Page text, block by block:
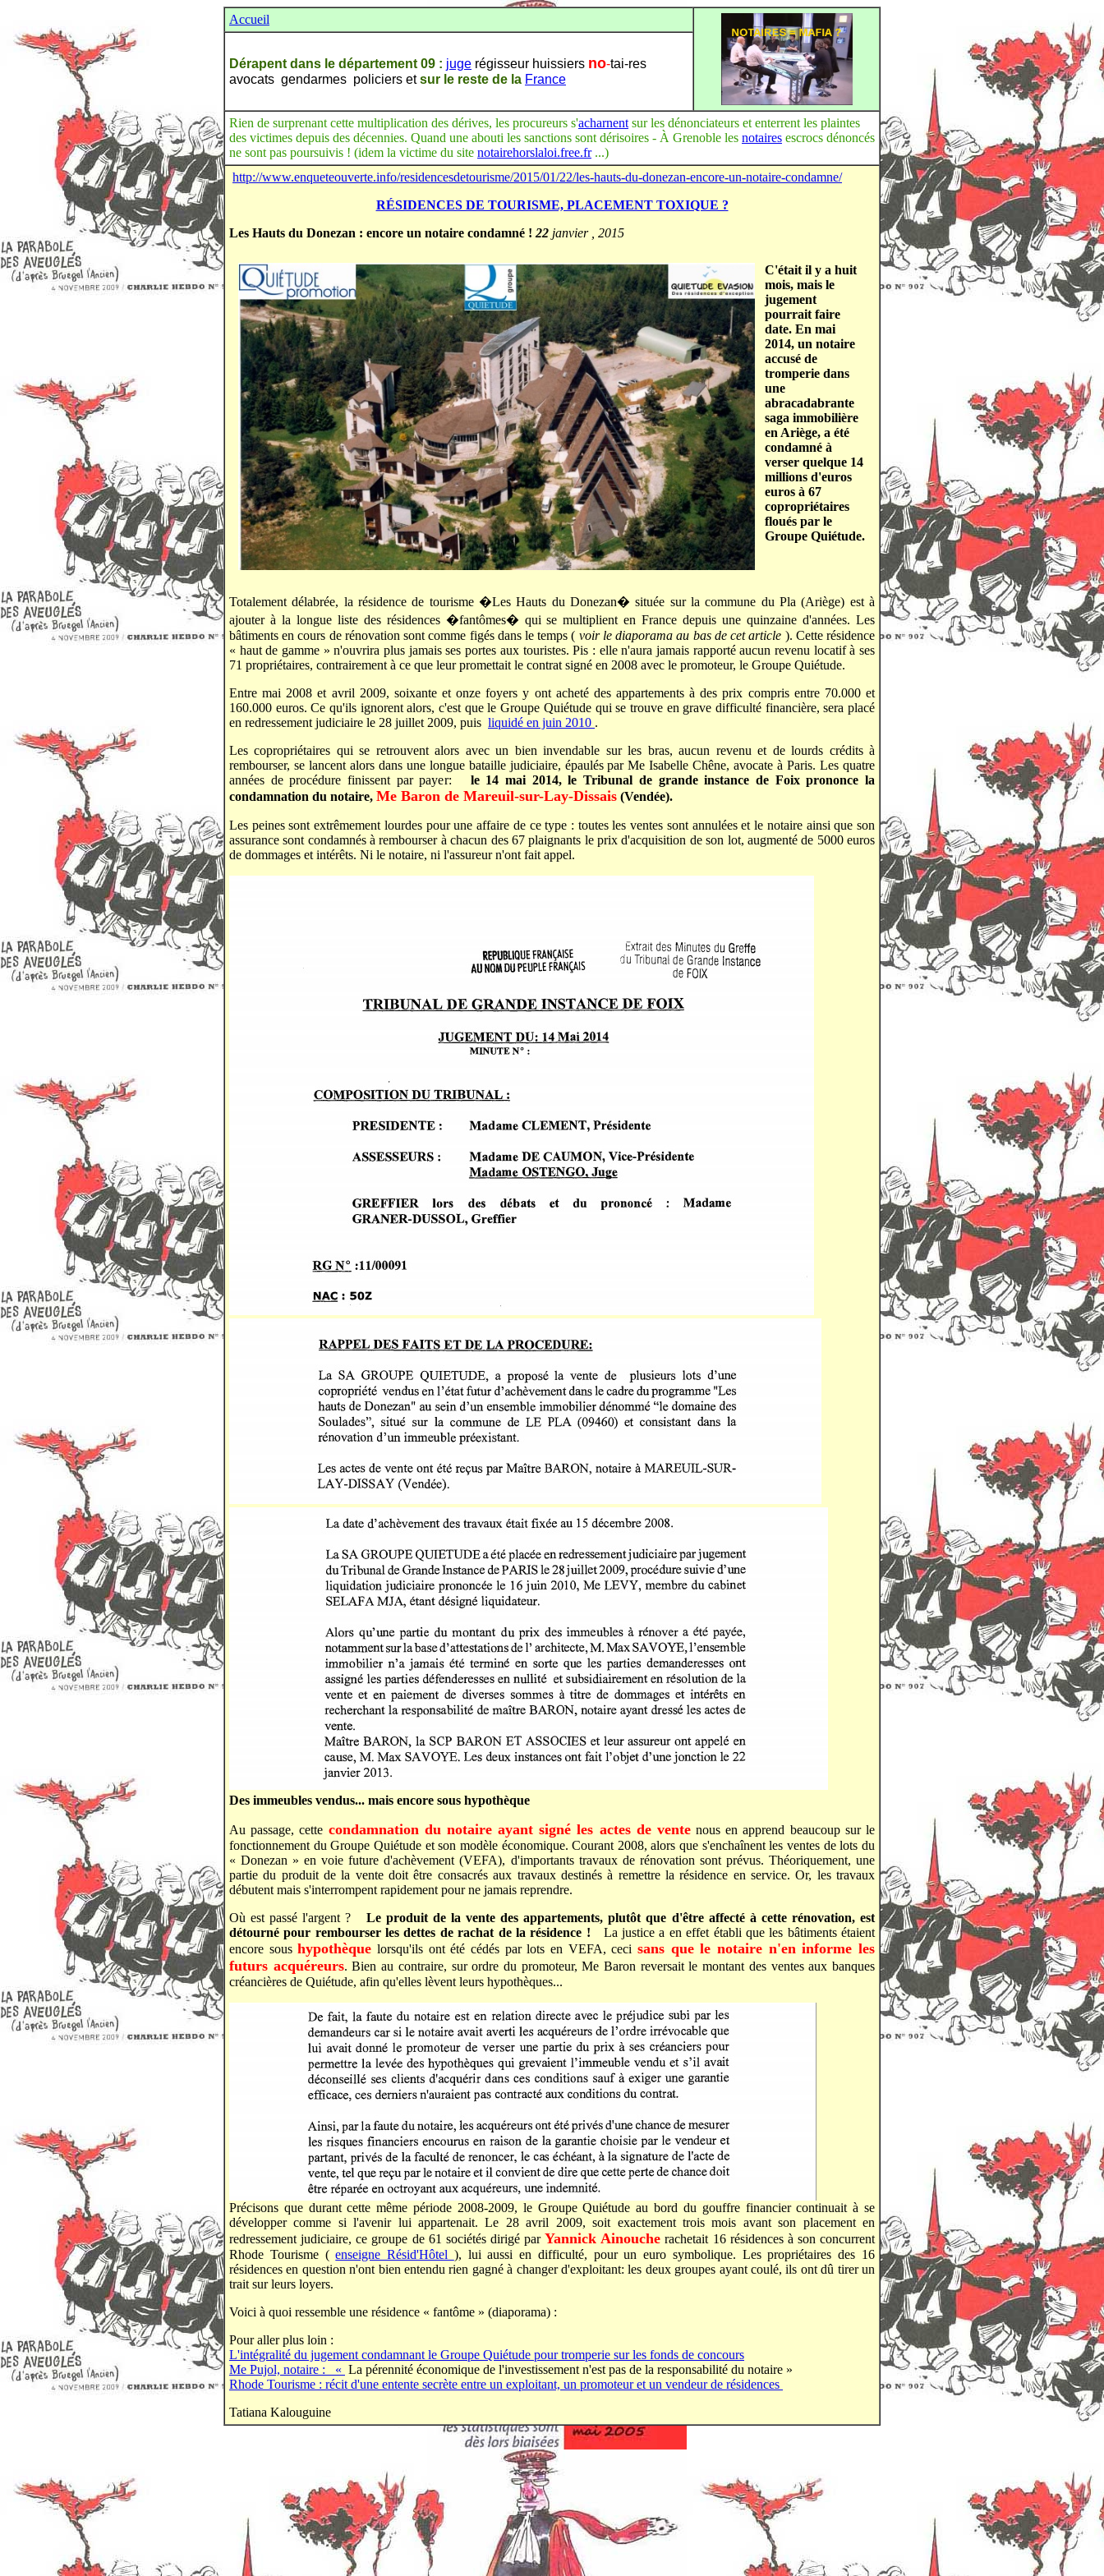
Accueil
Dérapent dans le département 09 : juge régisseur huissiers no-tai-res
avocats gendarmes policiers etsur le reste de la France
Rien de surprenant cette multiplication des dérives, les procureurs s'acharnent sur les dénonciateurs et enterrent les plaintes
des victimes depuis des décennies. Quand une abouti les sanctions sont dérisoires - À Grenoble les notaires escrocs dénoncés
ne sont pas poursuivis ! (idem la victime du site notairehorslaloi.free.fr...)
http://www.enqueteouverte.info/residencesdetourisme/2015/01/22/les-hauts-du-donezan-encore-un-notaire-condamne/
RÉSIDENCES DE TOURISME, PLACEMENT TOXIQUE ?
Les Hauts du Donezan : encore un notaire condamné ! 22 janvier , 2015
C'était il y a huit
mois, mais le
jugement
pourrait faire
date. En mai
2014, un notaire
accusé de
tromperie dans
une
abracadabrante
saga immobilière
en Ariège, a été
condamné à
verser quelque 14
millions d'euros
euros à 67
copropriétaires
floués par le
Groupe Quiétude.
Totalement délabrée, la résidence de tourisme �Les Hauts du Donezan� située sur la commune du Pla (Ariège) est à
ajouter à la longue liste des résidences �fantômes� qui se multiplient en France depuis une quinzaine d'années. Les
bâtiments en cours de rénovation sont comme figés dans le temps ( voir le diaporama au bas de cet article ). Cette résidence
« haut de gamme » n'ouvrira plus jamais ses portes aux touristes. Pis : elle n'aura jamais rapporté aucun revenu locatif à ses
71 propriétaires, contrairement à ce que leur promettait le contrat signé en 2008 avec le promoteur, le Groupe Quiétude.
Entre mai 2008 et avril 2009, soixante et onze foyers y ont acheté des appartements à des prix compris entre 70.000 et
160.000 euros. Ce qu'ils ignorent alors, c'est que le Groupe Quiétude qui se trouve en grave difficulté financière, sera placé
en redressement judiciaire le 28 juillet 2009, puis liquidé en juin 2010 .
Les copropriétaires qui se retrouvent alors avec un bien invendable sur les bras, aucun revenu et de lourds crédits à
rembourser, se lancent alors dans une longue bataille judiciaire, épaulés par Me Isabelle Chêne, avocate à Paris. Les quatre
années de procédure finissent par payer: le 14 mai 2014, le Tribunal de grande instance de Foix prononce la
condamnation du notaire, Me Baron de Mareuil-sur-Lay-Dissais (Vendée).
Les peines sont extrêmement lourdes pour une affaire de ce type : toutes les ventes sont annulées et le notaire ainsi que son
assurance sont condamnés à rembourser à chacun des 67 plaignants le prix d'acquisition de son lot, augmenté de 5000 euros
de dommages et intérêts. Ni le notaire, ni l'assureur n'ont fait appel.
Des immeubles vendus... mais encore sous hypothèque
Au passage, cette condamnation du notaire ayant signé les actes de ventenous en apprend beaucoup sur le
fonctionnement du Groupe Quiétude et son modèle économique. Courant 2008, alors que s'enchaînent les ventes de lots du
« Donezan » en voie future d'achèvement (VEFA), d'importants travaux de rénovation sont prévus. Théoriquement, une
partie du produit de la vente doit être consacrés aux travaux destinés à remettre la résidence en service. Or, les travaux
débutent mais s'interrompent rapidement pour ne jamais reprendre.
Où est passé l'argent ? Le produit de la vente des appartements, plutôt que d'être affecté à cette rénovation, est
détourné pour rembourser les dettes de rachat de la résidence !
La justice a en effet établi que les bâtiments étaient
encore soushypothèque lorsqu'ils ont été cédés par lots en VEFA, cecisans que le notaire n'en informe les
futurs acquéreurs. Bien au contraire, sur ordre du promoteur, Me Baron reversait le montant des ventes aux banques
créancières de Quiétude, afin qu'elles lèvent leurs hypothèques...
Précisons que durant cette même période 2008-2009, le Groupe Quiétude au bord du gouffre financier continuait à se
développer comme si l'avenir lui appartenait. Le 28 avril 2009, soit exactement trois mois avant son placement en
redressement judiciaire, ce groupe de 61 sociétés dirigé parYannick Ainouche rachetait 16 résidences à son concurrent
Rhode Tourisme (enseigne Résid'Hôtel ), lui aussi en difficulté, pour un euro symbolique. Les propriétaires des 16
résidences en question n'ont bien entendu rien gagné à changer d'exploitant: les deux groupes ayant coulé, ils ont dû tirer un
trait sur leurs loyers.
Voici à quoi ressemble une résidence « fantôme » (diaporama) :
Pour aller plus loin :
L'intégralité du jugement condamnant le Groupe Quiétude pour tromperie sur les fonds de concours
Me Pujol, notaire : « La pérennité économique de l'investissement n'est pas de la responsabilité du notaire »
Rhode Tourisme : récit d'une entente secrète entre un exploitant, un promoteur et un vendeur de résidences
Tatiana Kalouguine